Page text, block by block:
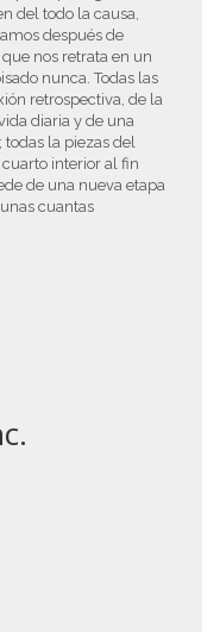
del todo la causa,
después de
nos retrata en un
nunca. Todas las
retrospectiva, de la
diaria y de una
todas la piezas del
interior al fin
de una nueva etapa
cuantas